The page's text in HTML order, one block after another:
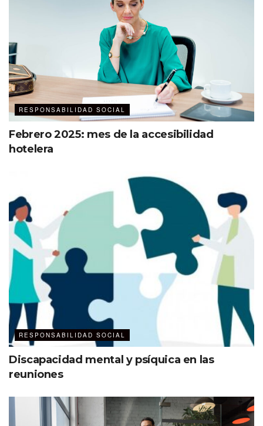
reuniones en línea o costos de viaje y alojamiento,
asegurando que los asistentes y sus acompañantes no
enfrenten obstáculos financieros.
Ver esta publicación en Instagram
Convocatoria clara y accesible
La invitación a tu evento debe ser simple y fácil de
RESPONSABILIDAD SOCIAL
Febrero 2025: mes de la accesibilidad
hotelera
RESPONSABILIDAD SOCIAL
Discapacidad mental y psíquica en las
reuniones